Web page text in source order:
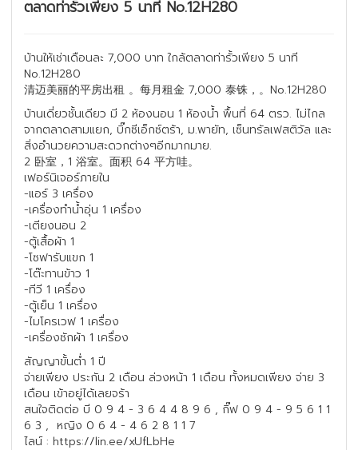
ตลาดท่ารั้วเพียง 5 นาที No.12H280
บ้านให้เช่าเดือนละ 7,000 บาท ใกล้ตลาดท่ารั้วเพียง 5 นาที
No.12H280
清迈美丽的平房出租 。每月租金 7,000 泰铢，。No.12H280
บ้านเดี่ยวชั้นเดียว มี 2 ห้องนอน 1 ห้องน้ำ พื้นที่ 64 ตรว. ไม่ไกล
จากตลาดสามแยก, บิ๊กซีเอ็กซ์ตร้า, ม.พายัท, เซ็นทรัลเฟสติวัล และ
สิ่งอำนวยความสะดวกต่างๆอีกมากมาย.
2 卧室，1 浴室。面积 64 平方哇。
เฟอร์นิเจอร์ภายใน
-แอร์ 3 เครื่อง
-เครื่องทำน้ำอุ่น 1 เครื่อง
-เตียงนอน 2
-ตู้เสื้อผ้า 1
-โซฟารับแขก 1
-โต๊ะทานข้าว 1
-ทีวี 1 เครื่อง
-ตู้เย็น 1 เครื่อง
-ไมโครเวฟ 1 เครื่อง
-เครื่องซักผ้า 1 เครื่อง
สัญญาขั้นต่ำ 1 ปี
จ่ายเพียง ประกัน 2 เดือน ล่วงหน้า 1 เดือน ทั้งหมดเพียง จ่าย 3
เดือน เข้าอยู่ได้เลยจร้า
สนใจติดต่อ บี 0 9 4 - 3 6 4 4 8 9 6 , กิ๊ฟ 0 9 4 - 9 5 6 1 1
6 3 , หญิง 0 6 4 - 4 6 2 8 1 1 7
ไลน์ : https://lin.ee/xUfLbHe